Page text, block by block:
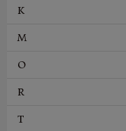
K
M
O
R
T